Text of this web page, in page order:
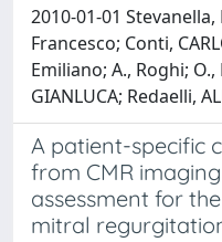
2010-01-01
Francesco; Conti,
Emiliano; A., Roghi;
GIANLUCA; Redaelli,
A patient-specific
from CMR
assessment for
mitral